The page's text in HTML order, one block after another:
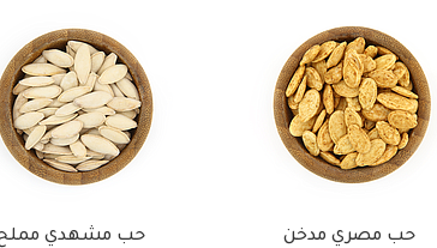
حب مشهدي حب مصري مدخن